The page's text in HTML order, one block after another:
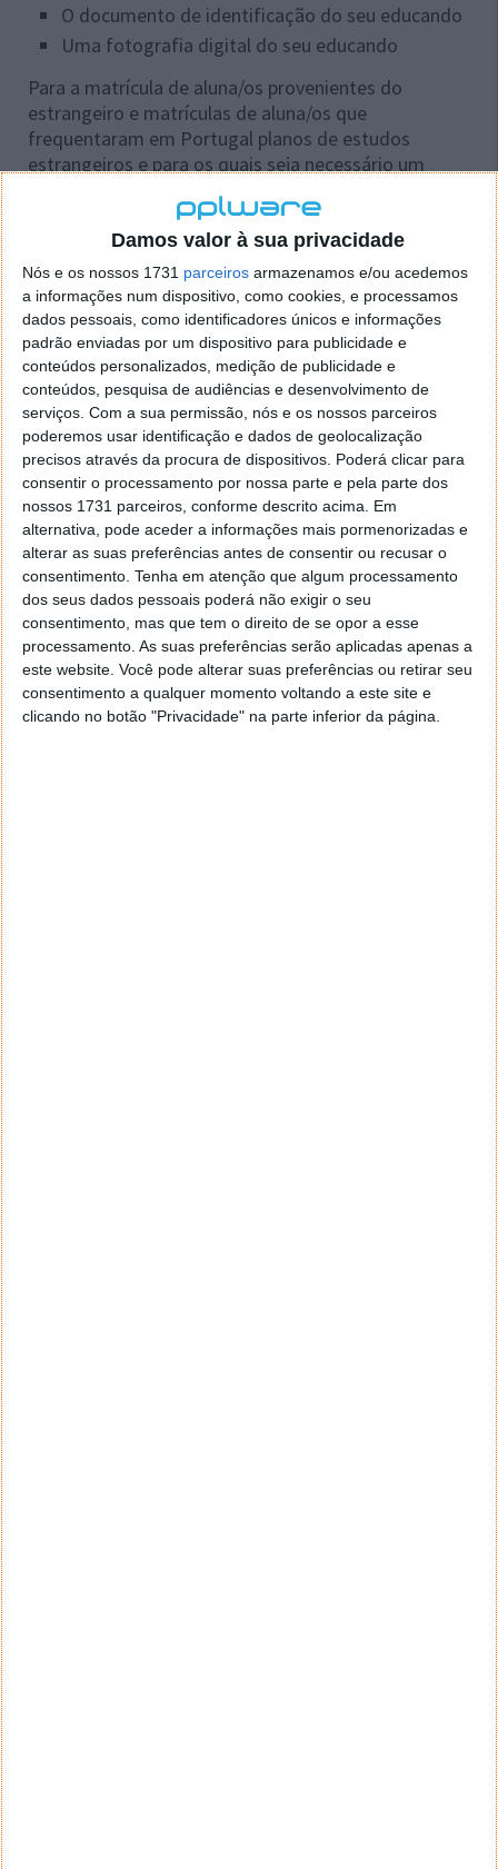
Damos valor à sua privacidade
Nós e os nossos 1731 parceiros armazenamos e/ou acedemos
a informações num dispositivo, como cookies, e processamos
dados pessoais, como identificadores únicos e informações
padrão enviadas por um dispositivo para publicidade e
conteúdos personalizados, medição de publicidade e
conteúdos, pesquisa de audiências e desenvolvimento de
serviços. Com a sua permissão, nós e os nossos parceiros
poderemos usar identificação e dados de geolocalização
precisos através da procura de dispositivos. Poderá clicar para
consentir o processamento por nossa parte e pela parte dos
nossos 1731 parceiros, conforme descrito acima. Em
alternativa, pode aceder a informações mais pormenorizadas e
alterar as suas preferências antes de consentir ou recusar o
consentimento. Tenha em atenção que algum processamento
dos seus dados pessoais poderá não exigir o seu
consentimento, mas que tem o direito de se opor a esse
processamento. As suas preferências serão aplicadas apenas a
este website. Você pode alterar suas preferências ou retirar seu
consentimento a qualquer momento voltando a este site e
clicando no botão "Privacidade" na parte inferior da página.
O documento de identificação do seu educando
Uma fotografia digital do seu educando
Para a matrícula de aluna/os provenientes do
estrangeiro e matrículas de aluna/os que
frequentaram em Portugal planos de estudos
estrangeiros e para os quais seja necessário um
processo de matrícula deve ser contactado o
estabelecimento de educação e ensino de 1ª
preferência para que se proceda ao pedido de
equivalência.
Para matrículas para os ensinos básico ou secundário
recorrente ou para outras ofertas educativas e
formativas destinadas a adultos devem ser
contactados os estabelecimentos de educação e
ensino respetivos.
Portal das Matrículas
Este artigo tem mais de um ano
Acompanhe o Pplware no Google Notícias